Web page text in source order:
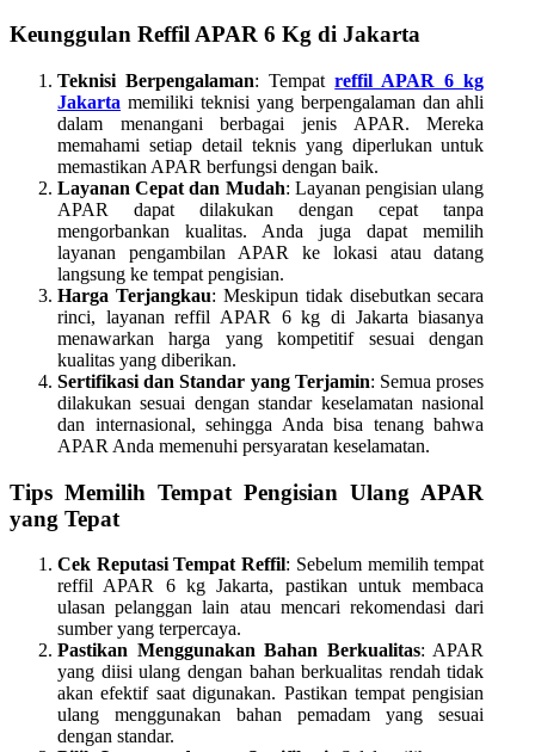
Keunggulan Reffil APAR 6 Kg di Jakarta
Teknisi Berpengalaman: Tempatreffil APAR 6 kg
Jakarta memiliki teknisi yang berpengalaman dan ahli
dalam menangani berbagai jenis APAR. Mereka
memahami setiap detail teknis yang diperlukan untuk
memastikan APAR berfungsi dengan baik.
Layanan Cepat dan Mudah: Layanan pengisian ulang
APAR dapat dilakukan dengan cepat tanpa
mengorbankan kualitas. Anda juga dapat memilih
layanan pengambilan APAR ke lokasi atau datang
langsung ke tempat pengisian.
Harga Terjangkau: Meskipun tidak disebutkan secara
rinci, layanan reffil APAR 6 kg di Jakarta biasanya
menawarkan harga yang kompetitif sesuai dengan
kualitas yang diberikan.
Sertifikasi dan Standar yang Terjamin: Semua proses
dilakukan sesuai dengan standar keselamatan nasional
dan internasional, sehingga Anda bisa tenang bahwa
APAR Anda memenuhi persyaratan keselamatan.
Tips Memilih Tempat Pengisian Ulang APAR
yang Tepat
Cek Reputasi Tempat Reffil: Sebelum memilih tempat
reffil APAR 6 kg Jakarta, pastikan untuk membaca
ulasan pelanggan lain atau mencari rekomendasi dari
sumber yang terpercaya.
Pastikan Menggunakan Bahan Berkualitas: APAR
yang diisi ulang dengan bahan berkualitas rendah tidak
akan efektif saat digunakan. Pastikan tempat pengisian
ulang menggunakan bahan pemadam yang sesuai
dengan standar.